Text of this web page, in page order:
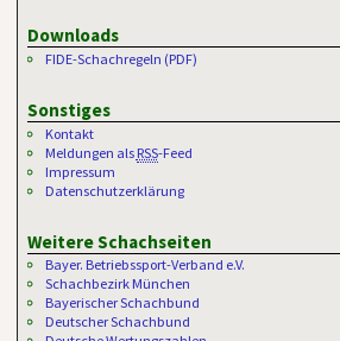
Downloads
FIDE-Schachregeln (PDF)
Sonstiges
Kontakt
Meldungen als RSS-Feed
Impressum
Datenschutzerklärung
Weitere Schachseiten
Bayer. Betriebssport-Verband e.V.
Schachbezirk München
Bayerischer Schachbund
Deutscher Schachbund